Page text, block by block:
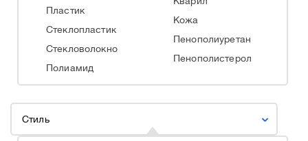
Пластик
Стеклопластик
Стекловолокно
Полиамид
Кожа
Пенополиуретан
Пенополистерол
Стиль